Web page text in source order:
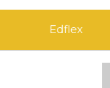
Edunao